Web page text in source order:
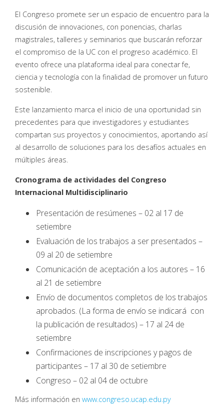
El Congreso promete ser un espacio de encuentro para la
discusión de innovaciones, con ponencias, charlas
magistrales, talleres y seminarios que buscarán reforzar
el compromiso de la UC con el progreso académico. El
evento ofrece una plataforma ideal para conectar fe,
ciencia y tecnología con la finalidad de promover un futuro
sostenible.
Este lanzamiento marca el inicio de una oportunidad sin
precedentes para que investigadores y estudiantes
compartan sus proyectos y conocimientos, aportando así
al desarrollo de soluciones para los desafíos actuales en
múltiples áreas.
Cronograma de actividades del Congreso
Internacional Multidisciplinario
Presentación de resúmenes – 02 al 17 de
setiembre
Evaluación de los trabajos a ser presentados –
09 al 20 de setiembre
Comunicación de aceptación a los autores – 16
al 21 de setiembre
Envío de documentos completos de los trabajos
aprobados. (La forma de envío se indicará con
la publicación de resultados) – 17 al 24 de
setiembre
Confirmaciones de inscripciones y pagos de
participantes – 17 al 30 de setiembre
Congreso – 02 al 04 de octubre
Más información en www.congreso.ucap.edu.py